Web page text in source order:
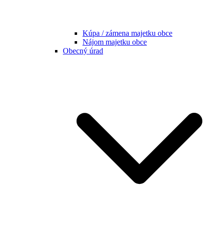
Kúpa / zámena majetku obce
Nájom majetku obce
Obecný úrad